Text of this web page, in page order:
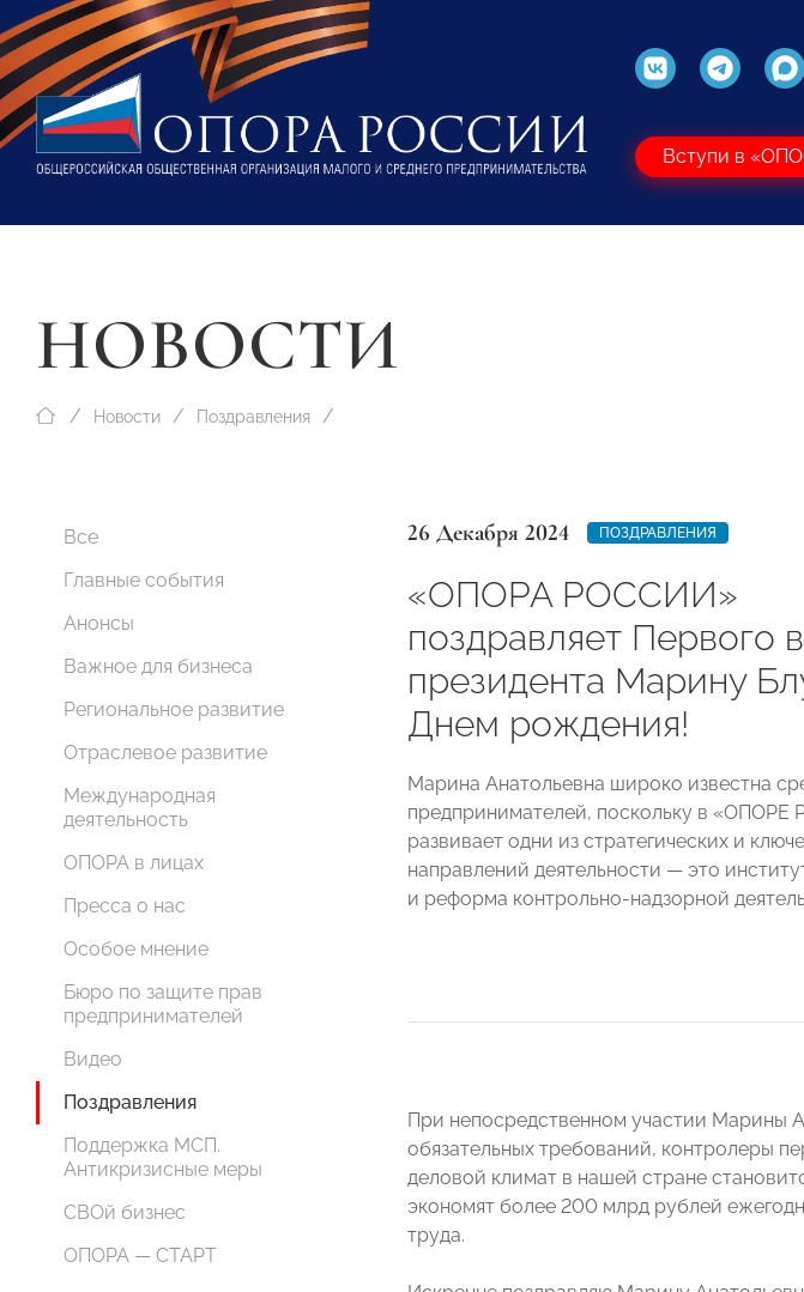
Вступи в
НОВОСТИ
Новости Поздравления
Все
Главные события
Анонсы
Важное для бизнеса
Региональное развитие
Отраслевое развитие
Международная
деятельность
ОПОРА в лицах
Пресса о нас
Особое мнение
Бюро по защите прав
предпринимателей
Видео
Поздравления
Поддержка МСП.
Антикризисные меры
СВОй бизнес
ОПОРА — СТАРТ
26 Декабря 2024 ПОЗДРАВЛЕНИЯ
«ОПОРА РОССИИ»
поздравляет Первого
президента Марину
Днем рождения!
Марина Анатольевна широко известна
предпринимателей, поскольку в
развивает одни из стратегических и
направлений деятельности — это
и реформа контрольно-надзорной
При непосредственном участии Марины
обязательных требований, контролеры
деловой климат в нашей стране
экономят более 200 млрд рублей
труда.